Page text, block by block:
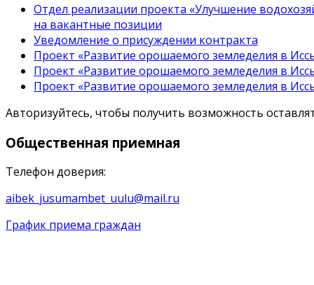
Отдел реализации проекта «Улучшение
на вакантные позиции
Уведомление о присуждении контракта
Проект «Развитие орошаемого земледелия в
Проект «Развитие орошаемого земледелия в
Проект «Развитие орошаемого земледелия в
Авторизуйтесь, чтобы получить возможность
Общественная приемная
Телефон доверия:
aibek_jusumambet_uulu@mail.ru
График приема граждан